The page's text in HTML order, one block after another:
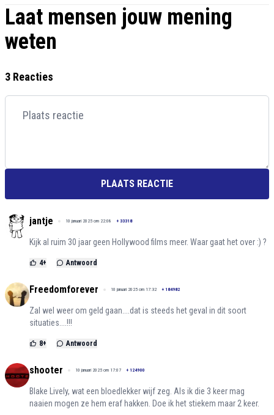
Laat mensen jouw mening
weten
3 Reacties
PLAATS REACTIE
jantje 10 januari 2025 om 22:08 + 33318
Kijk al ruim 30 jaar geen Hollywood films meer. Waar gaat het over :) ?
4+ Antwoord
Freedomforever 10 januari 2025 om 17:32 + 184982
Zal wel weer om geld gaan....dat is steeds het geval in dit soort
situaties....!!!
8+ Antwoord
shooter 10 januari 2025 om 17:07 + 124900
Blake Lively, wat een bloedlekker wijf zeg. Als ik die 3 keer mag
naaien mogen ze hem eraf hakken. Doe ik het stiekem maar 2 keer.